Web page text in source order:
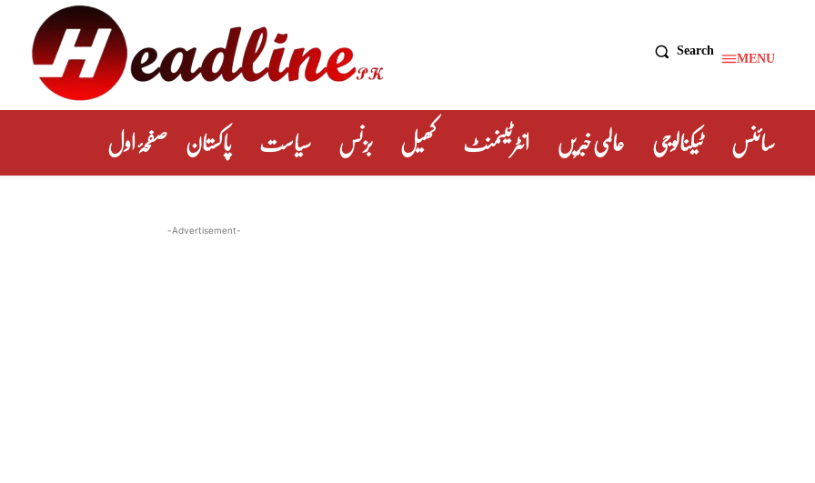
MENU
Search
سائنس ٹیکنالوجی عالمی خبریں انٹرٹینمنٹ کھیل بزنس سیاست پاکستان صفحۂ اول
-Advertisement-